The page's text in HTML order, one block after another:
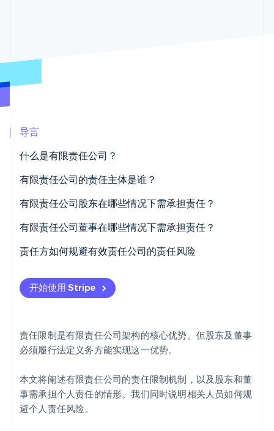
Radar
碳移除
Identity
在线身份验证
Stripe Sessions 2026
了解 Stripe 如何为 AI 构建经济基础设施。
立即观看
导言
什么是有限责任公司？
有限责任公司的责任主体是谁？
有限责任公司股东在哪些情况下需承担责任？
商业登记前的责任
违反有限责任公司最低资本规定
担保与个人贷款
滥用公司形式损害第三方
延迟破产
有限责任公司董事在哪些情况下需承担责任？
违反设立义务
违反尽职调查义务
非法返还股本
责任方如何规避有效责任公司的责任风险
遵守法律要求
规范记账
风险预警
开始使用 Stripe
责任限制是有限责任公司架构的核心优势。但股东及董事
必须履行法定义务方能实现这一优势。
本文将阐述有限责任公司的责任限制机制，以及股东和董
事需承担个人责任的情形。我们同时说明相关人员如何规
避个人责任风险。